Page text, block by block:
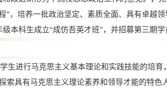
”，培养一批政治坚定、素质全面、具有卓越
本科生成立“成仿吾英才班”，并招募第三期学
生进行马克思主义基本理论和实践技能的培
索具有马克思主义理论素养和领导才能的特